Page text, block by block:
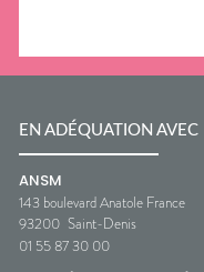
EN ADÉQUATION AVEC
ANSM
143 boulevard Anatole France
93200 Saint-Denis
01 55 87 30 00